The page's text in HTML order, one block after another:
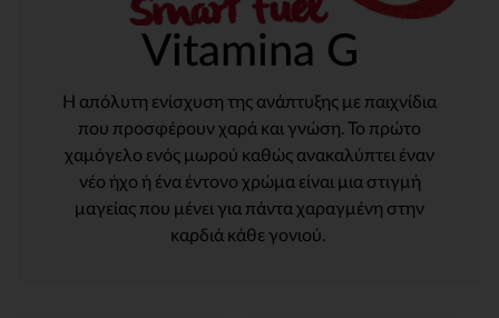
Vitamina G
Η απόλυτη ενίσχυση της ανάπτυξης με παιχνίδια
που προσφέρουν χαρά και γνώση. Το πρώτο
χαμόγελο ενός μωρού καθώς ανακαλύπτει έναν
νέο ήχο ή ένα έντονο χρώμα είναι μια στιγμή
μαγείας που μένει για πάντα χαραγμένη στην
καρδιά κάθε γονιού.